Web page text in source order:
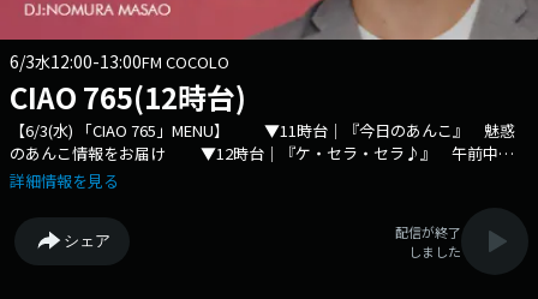
6/3水12:00-13:00FM COCOLO
CIAO 765(12時台)
【6/3(水) 「CIAO 765」MENU】 ▼11時台｜『今日のあんこ』 魅惑
のあんこ情報をお届け ▼12時台｜『ケ・セラ・セラ♪』 午前中の
失敗をリセット！今週は毎日、森山直太朗さんが ケ・セラ・セラな一言を
版 映画担当：はなさき ようこさんによる最新のものと名作をセットにし
ての映画紹介 ★『Lifetime Songs』 時代を超えて愛される楽曲をご
紹介。今日は”ご本人が語るシリーズ”！Charさんがあの名曲について語っ
詳細情報を見る
シェア
配信が終了
しました